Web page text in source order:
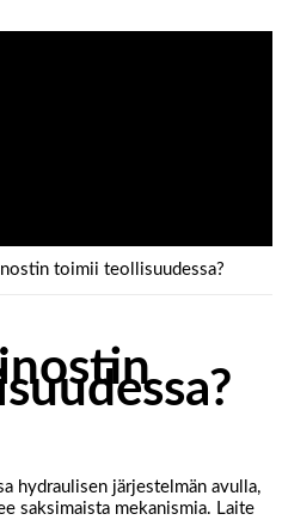
toimii teollisuudessa?
hydraulisen järjestelmän avulla,
saksimaista mekanismia. Laite